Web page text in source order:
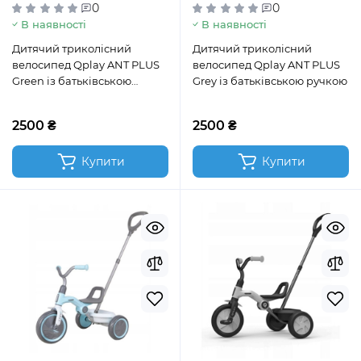
0
В наявності
Дитячий триколісний
велосипед Qplay ANT PLUS
Green із батьківською
2500 ₴
Купити
0
В наявності
Дитячий триколісний
велосипед Qplay ANT PLUS
Grey із батьківською ручкою
2500 ₴
Купити